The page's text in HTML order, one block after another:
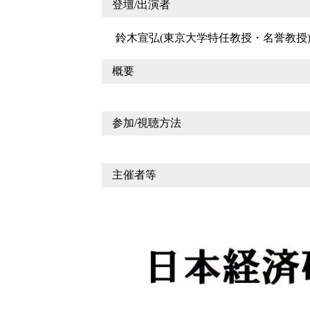
登壇/出演者
鈴木宣弘(東京大学特任教授・名誉教授)
概要
参加/視聴方法
主催者等